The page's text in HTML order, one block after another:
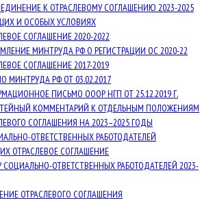
К ОТРАСЛЕВОМУ СОГЛАШЕНИЮ 2023-2025
И ОСОБЫХ УСЛОВИЯХ
СОГЛАШЕНИЕ 2020-2022
МИНТРУДА РФ О РЕГИСТРАЦИИ ОС 2020-22
СОГЛАШЕНИЕ 2017-2019
МИНТРУДА РФ ОТ 03.02.2017
ПИСЬМО ОООР НГП ОТ 25.12.2019 Г.
КОММЕНТАРИЙ К ОТДЕЛЬНЫМ ПОЛОЖЕНИЯМ
СОГЛАШЕНИЯ НА 2023–2025 ГОДЫ
ОТВЕТСТВЕННЫХ РАБОТОДАТЕЛЕЙ
ОТРАСЛЕВОЕ СОГЛАШЕНИЕ
СОЦИАЛЬНО-ОТВЕТСТВЕННЫХ РАБОТОДАТЕЛЕЙ 2023-
ОТРАСЛЕВОГО СОГЛАШЕНИЯ